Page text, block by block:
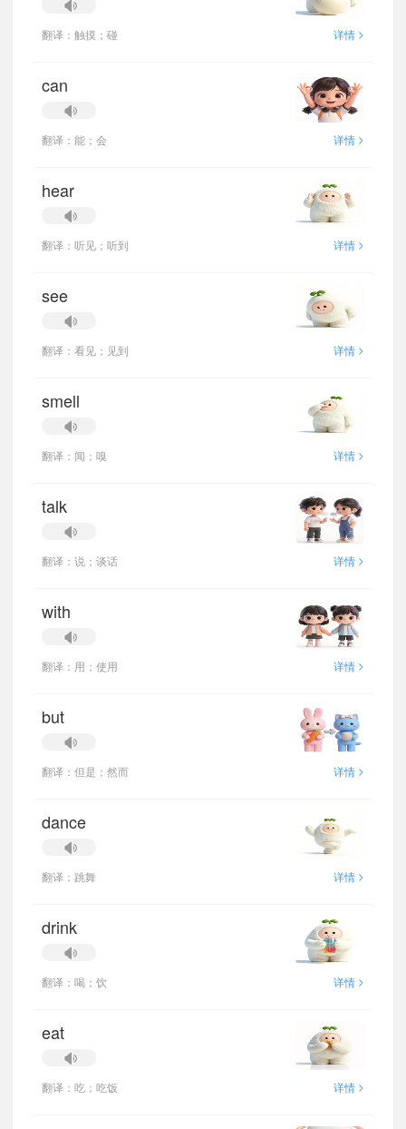
翻译：触摸；碰 详情 >
can
翻译：能；会 详情 >
hear
翻译：听见；听到 详情 >
see
翻译：看见；见到 详情 >
smell
翻译：闻；嗅 详情 >
talk
翻译：说；谈话 详情 >
with
翻译：用；使用 详情 >
but
翻译：但是；然而 详情 >
dance
翻译：跳舞 详情 >
drink
翻译：喝；饮 详情 >
eat
翻译：吃；吃饭 详情 >